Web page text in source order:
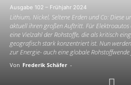
Ausgabe 102 – Frühjahr 2024
Lithium, Nickel, Seltene Erden und Co: Diese
aktuell ihren großen Auftritt. Für
eine Vielzahl der Rohstoffe, die als kritisch
geografisch stark konzentriert ist. Nun
zur Energie- auch eine globale
Von Frederik Schäfer -